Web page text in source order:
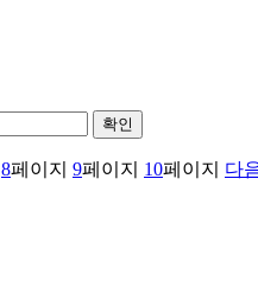
확인
8페이지 9페이지 10페이지
다